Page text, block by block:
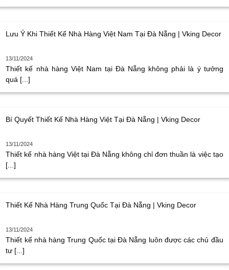
Lưu Ý Khi Thiết Kế Nhà Hàng Việt Nam Tại Đà Nẵng | Vking Decor
13/11/2024
Thiết kế nhà hàng Việt Nam tại Đà Nẵng không phải là ý tưởng
quá [...]
Bí Quyết Thiết Kế Nhà Hàng Việt Tại Đà Nẵng | Vking Decor
13/11/2024
Thiết kế nhà hàng Việt tại Đà Nẵng không chỉ đơn thuần là việc tạo
[...]
Thiết Kế Nhà Hàng Trung Quốc Tại Đà Nẵng | Vking Decor
13/11/2024
Thiết kế nhà hàng Trung Quốc tại Đà Nẵng luôn được các chủ đầu
tư [...]